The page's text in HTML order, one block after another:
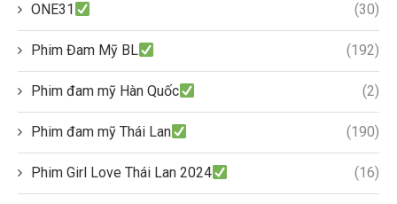
ONE31 (30)
Phim Đam Mỹ BL (192)
Phim đam mỹ Hàn Quốc (2)
Phim đam mỹ Thái Lan (190)
Phim Girl Love Thái Lan 2024 (16)